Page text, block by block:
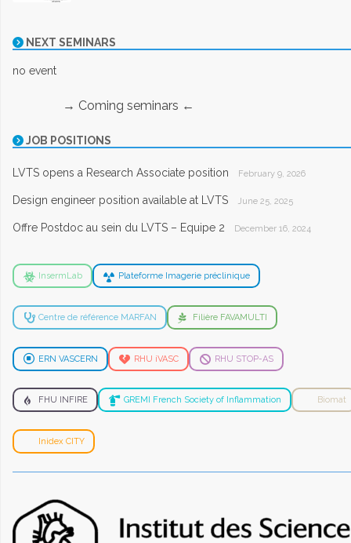
NEXT SEMINARS
no event
→ Coming seminars ←
JOB POSITIONS
LVTS opens a Research Associate position February 9, 2026
Design engineer position available at LVTS June 25, 2025
Offre Postdoc au sein du LVTS – Equipe 2 December 16, 2024
InsermLab Plateforme Imagerie préclinique
Centre de référence MARFAN Filière FAVAMULTI
ERN VASCERN RHU iVASC RHU STOP-AS
FHU INFIRE GREMI French Society of Inflammation Biomat
Inidex CITY